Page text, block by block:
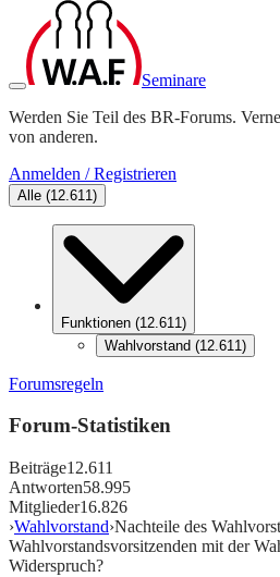
Seminare
Werden Sie Teil des BR-Forums.
von anderen.
Anmelden / Registrieren
Alle (12.611)
Funktionen (12.611)
Wahlvorstand (12.611)
Forumsregeln
Forum-Statistiken
Beiträge12.611
Antworten58.995
Mitglieder16.826
›Wahlvorstand›Nachteile des
Wahlvorstandsvorsitzenden mit der
Widerspruch?